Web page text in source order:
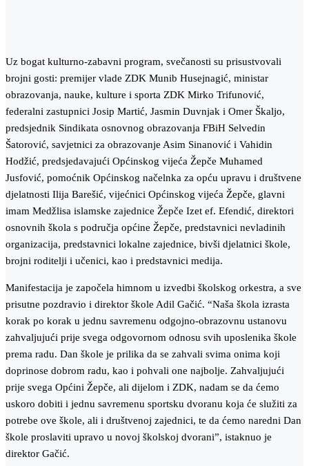
Uz bogat kulturno-zabavni program, svečanosti su prisustvovali
brojni gosti: premijer vlade ZDK Munib Husejnagić, ministar
obrazovanja, nauke, kulture i sporta ZDK Mirko Trifunović,
federalni zastupnici Josip Martić, Jasmin Duvnjak i Omer Škaljo,
predsjednik Sindikata osnovnog obrazovanja FBiH Selvedin
Šatorović, savjetnici za obrazovanje Asim Sinanović i Vahidin
Hodžić, predsjedavajući Općinskog vijeća Žepče Muhamed
Jusfović, pomoćnik Općinskog načelnka za opću upravu i društvene
djelatnosti Ilija Barešić, vijećnici Općinskog vijeća Žepče, glavni
imam Medžlisa islamske zajednice Žepče Izet ef. Efendić, direktori
osnovnih škola s područja općine Žepče, predstavnici nevladinih
organizacija, predstavnici lokalne zajednice, bivši djelatnici škole,
brojni roditelji i učenici, kao i predstavnici medija.
Manifestacija je započela himnom u izvedbi školskog orkestra, a sve
prisutne pozdravio i direktor škole Adil Gačić. “Naša škola izrasta
korak po korak u jednu savremenu odgojno-obrazovnu ustanovu
zahvaljujući prije svega odgovornom odnosu svih uposlenika škole
prema radu. Dan škole je prilika da se zahvali svima onima koji
doprinose dobrom radu, kao i pohvali one najbolje. Zahvaljujući
prije svega Općini Žepče, ali dijelom i ZDK, nadam se da ćemo
uskoro dobiti i jednu savremenu sportsku dvoranu koja će služiti za
potrebe ove škole, ali i društvenoj zajednici, te da ćemo naredni Dan
škole proslaviti upravo u novoj školskoj dvorani”, istaknuo je
direktor Gačić.